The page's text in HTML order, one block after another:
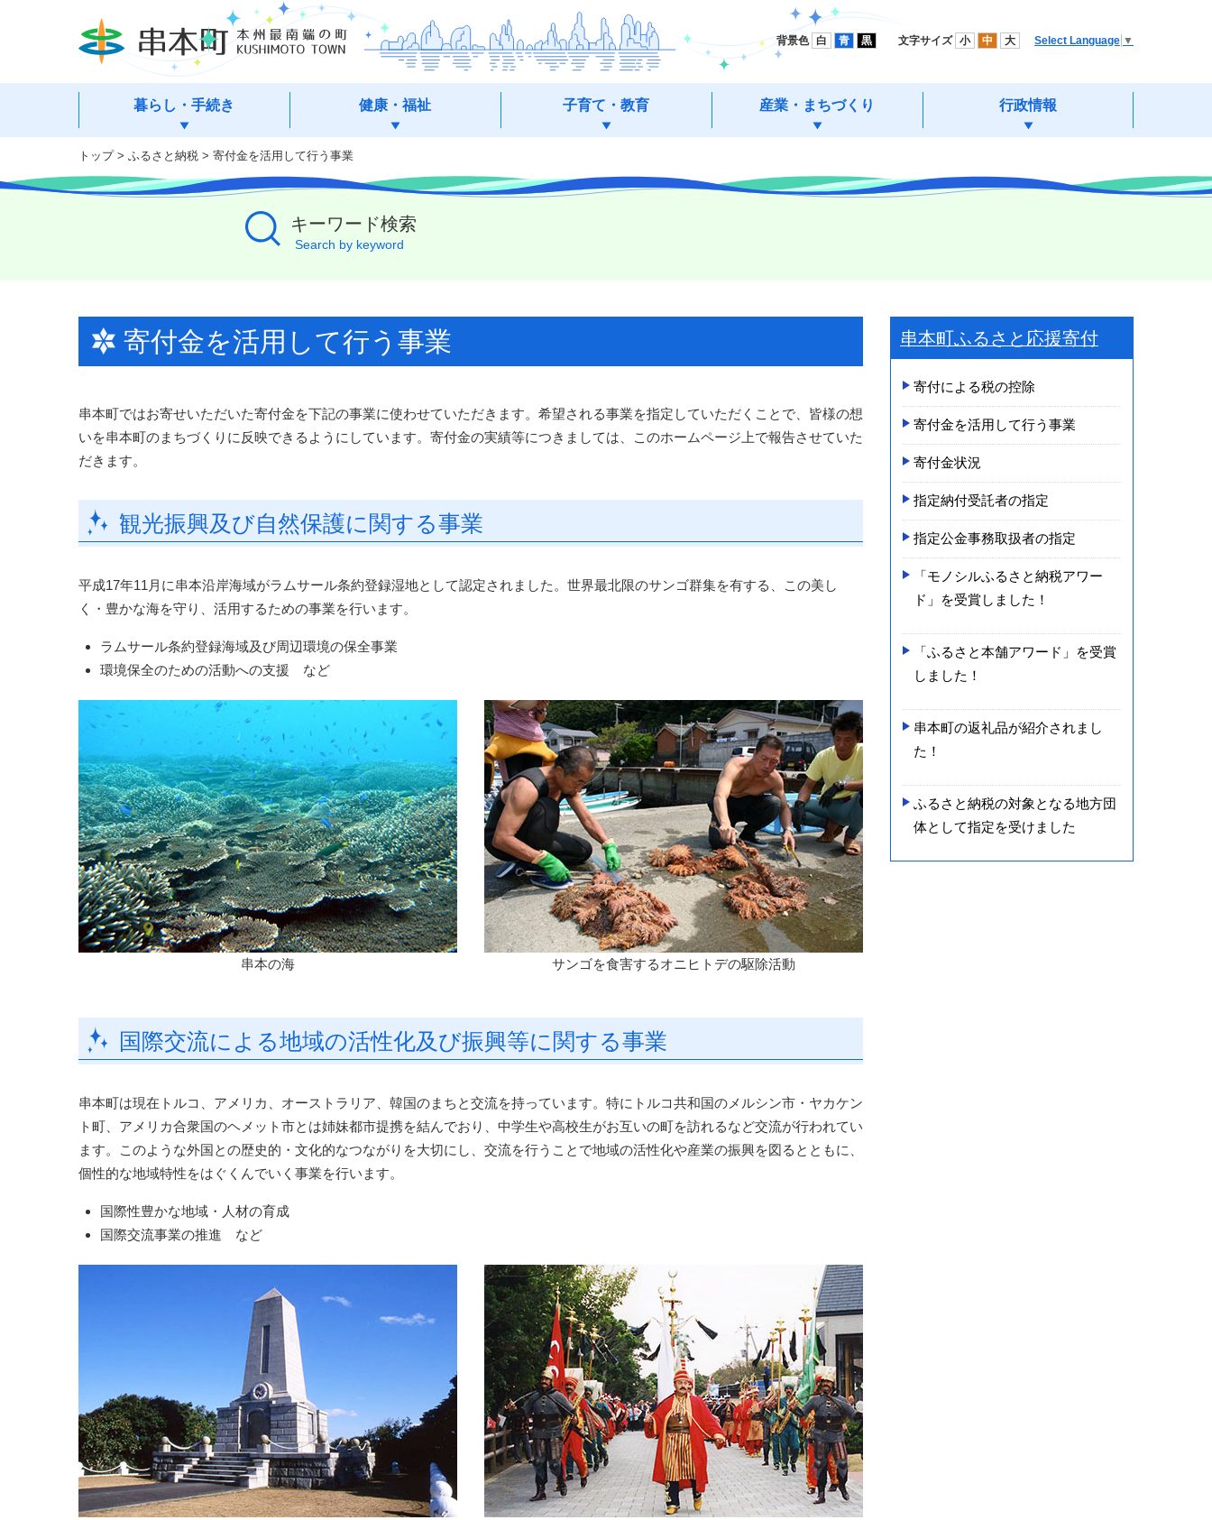
移
暮らし・手続き 健康・福祉 子育て・教育 産業・まちづくり 行政情報
背景色 白 青 黒 文字サイズ 小 中 大 Select Language ▼
トップ> ふるさと納税 > 寄付金を活用して行う事業
キーワード検索
Search by keyword
寄付金を活用して行う事業
串本町ではお寄せいただいた寄付金を下記の事業に使わせていただきます。希望される事業を指定していただくことで、皆様の想
いを串本町のまちづくりに反映できるようにしています。寄付金の実績等につきましては、このホームページ上で報告させていた
だきます。
観光振興及び自然保護に関する事業
平成17年11月に串本沿岸海域がラムサール条約登録湿地として認定されました。世界最北限のサンゴ群集を有する、この美し
く・豊かな海を守り、活用するための事業を行います。
ラムサール条約登録海域及び周辺環境の保全事業
環境保全のための活動への支援 など
串本の海 サンゴを食害するオニヒトデの駆除活動
国際交流による地域の活性化及び振興等に関する事業
串本町は現在トルコ、アメリカ、オーストラリア、韓国のまちと交流を持っています。特にトルコ共和国のメルシン市・ヤカケン
ト町、アメリカ合衆国のヘメット市とは姉妹都市提携を結んでおり、中学生や高校生がお互いの町を訪れるなど交流が行われてい
ます。このような外国との歴史的・文化的なつながりを大切にし、交流を行うことで地域の活性化や産業の振興を図るとともに、
個性的な地域特性をはぐくんでいく事業を行います。
国際性豊かな地域・人材の育成
国際交流事業の推進 など
串本町ふるさと応援寄付
寄付による税の控除
寄付金を活用して行う事業
寄付金状況
指定納付受託者の指定
指定公金事務取扱者の指定
「モノシルふるさと納税アワー
ド」を受賞しました！
「ふるさと本舗アワード」を受賞
しました！
串本町の返­礼品が紹介­されまし
た­！
ふるさと納税の対象となる地方団
体として指定を受けました